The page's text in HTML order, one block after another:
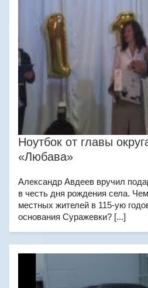
Ноутбок от главы
«Любава»
Александр Авдеев вручил
в честь дня рождения села.
местных жителей в 115-ую
основания Суражевки? [...]